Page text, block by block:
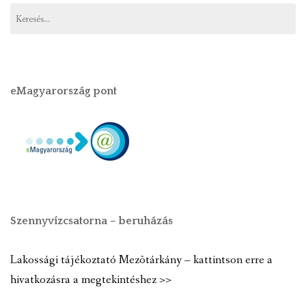
eMagyarország pont
Szennyvízcsatorna – beruházás
Lakossági tájékoztató Mezõtárkány – kattintson erre a
hivatkozásra a megtekintéshez >>